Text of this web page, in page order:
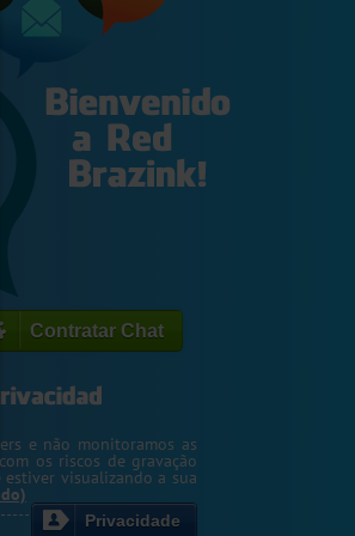
Contratar Chat
e não monitoramos as
os riscos de gravação
visualizando a sua
Privacidade